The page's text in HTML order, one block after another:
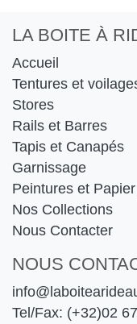
LA BOITE À
Accueil
Tentures et
Stores
Rails et Barres
Tapis et Canapés
Garnissage
Peintures et
Nos Collections
Nous Contacter
NOUS
Tel/Fax: (+32)02